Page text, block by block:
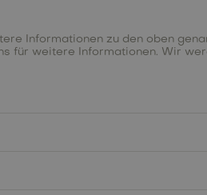
Informationen zu den oben
für weitere Informationen. Wir